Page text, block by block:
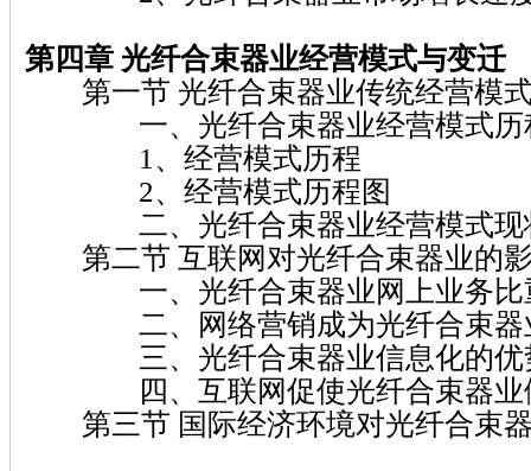
第四章 光纤合束器业经营模式与变迁
第一节 光纤合束器业传统经营模
一、光纤合束器业经营模式历
1、经营模式历程
2、经营模式历程图
二、光纤合束器业经营模式现
第二节 互联网对光纤合束器业的
一、光纤合束器业网上业务比
二、网络营销成为光纤合束器
三、光纤合束器业信息化的优
四、互联网促使光纤合束器业
第三节 国际经济环境对光纤合束